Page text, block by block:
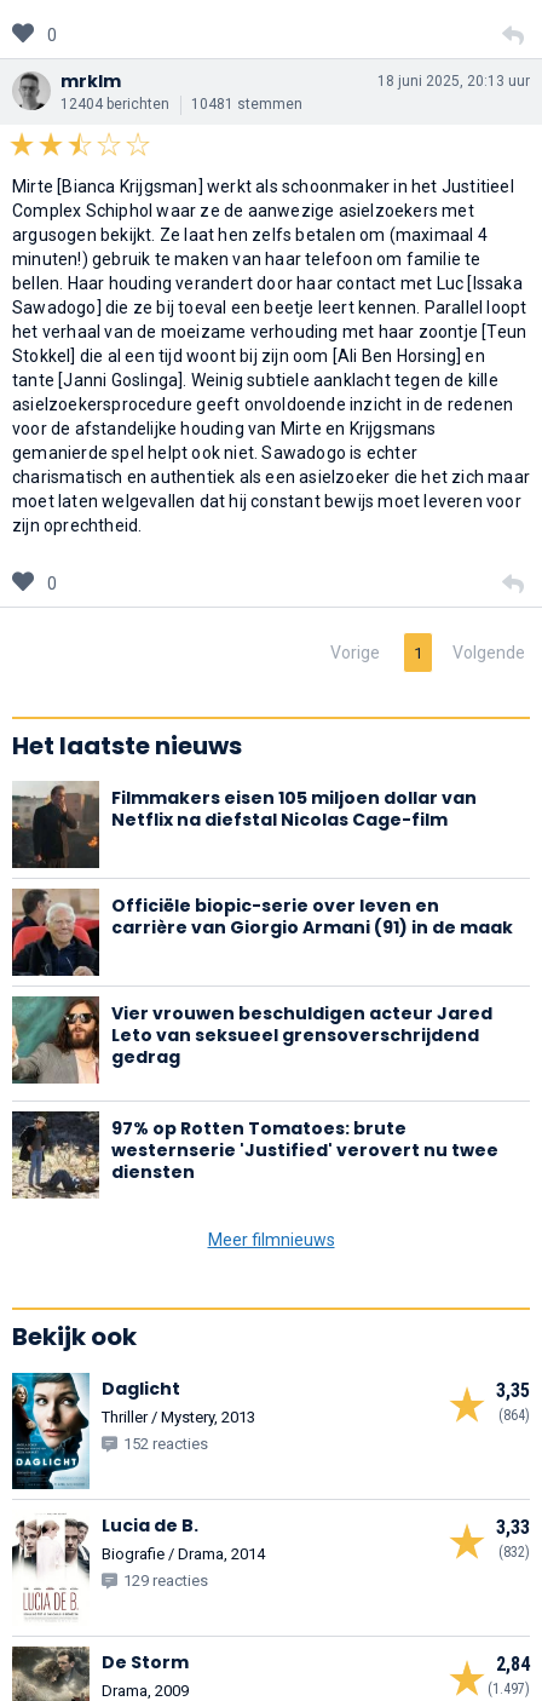
0
mrklm
12404 berichten 10481 stemmen
18 juni 2025, 20:13 uur
Mirte [Bianca Krijgsman] werkt als schoonmaker in het Justitieel
Complex Schiphol waar ze de aanwezige asielzoekers met
argusogen bekijkt. Ze laat hen zelfs betalen om (maximaal 4
minuten!) gebruik te maken van haar telefoon om familie te
bellen. Haar houding verandert door haar contact met Luc [Issaka
Sawadogo] die ze bij toeval een beetje leert kennen. Parallel loopt
het verhaal van de moeizame verhouding met haar zoontje [Teun
Stokkel] die al een tijd woont bij zijn oom [Ali Ben Horsing] en
tante [Janni Goslinga]. Weinig subtiele aanklacht tegen de kille
asielzoekersprocedure geeft onvoldoende inzicht in de redenen
voor de afstandelijke houding van Mirte en Krijgsmans
gemanierde spel helpt ook niet. Sawadogo is echter
charismatisch en authentiek als een asielzoeker die het zich maar
moet laten welgevallen dat hij constant bewijs moet leveren voor
zijn oprechtheid.
0
Vorige 1 Volgende
Het laatste nieuws
Filmmakers eisen 105 miljoen dollar van
Netflix na diefstal Nicolas Cage-film
Officiële biopic-serie over leven en
carrière van Giorgio Armani (91) in de maak
Vier vrouwen beschuldigen acteur Jared
Leto van seksueel grensoverschrijdend
gedrag
97% op Rotten Tomatoes: brute
westernserie 'Justified' verovert nu twee
diensten
Meer filmnieuws
Bekijk ook
3,35
(864)
Daglicht
Thriller / Mystery, 2013
152 reacties
3,33
(832)
Lucia de B.
Biografie / Drama, 2014
129 reacties
2,84
(1.497)
De Storm
Drama, 2009